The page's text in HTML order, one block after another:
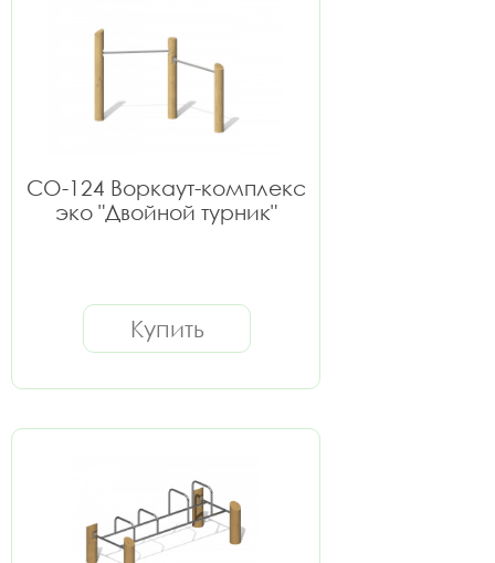
СО-124 Воркаут-комплекс
эко "Двойной турник"
Купить